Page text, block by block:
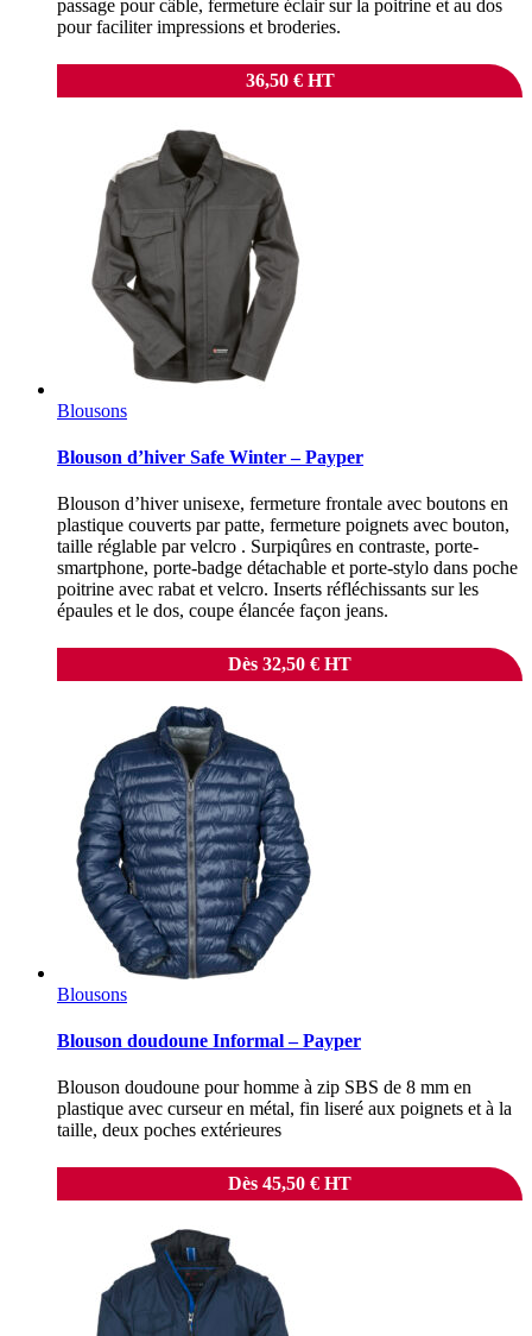
passage pour câble, fermeture éclair sur la poitrine et au dos
pour faciliter impressions et broderies.
36,50 €HT
Blousons
Blouson d’hiver Safe Winter – Payper
Blouson d’hiver unisexe, fermeture frontale avec boutons en
plastique couverts par patte, fermeture poignets avec bouton,
taille réglable par velcro . Surpiqûres en contraste, porte-
smartphone, porte-badge détachable et porte-stylo dans poche
poitrine avec rabat et velcro. Inserts réfléchissants sur les
épaules et le dos, coupe élancée façon jeans.
Dès 32,50 € HT
Blousons
Blouson doudoune Informal – Payper
Blouson doudoune pour homme à zip SBS de 8 mm en
plastique avec curseur en métal, fin liseré aux poignets et à la
taille, deux poches extérieures
Dès 45,50 € HT